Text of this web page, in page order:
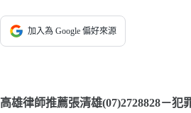
加入為 Google 偏好來源
高雄律師推薦張清雄(07)2728828－